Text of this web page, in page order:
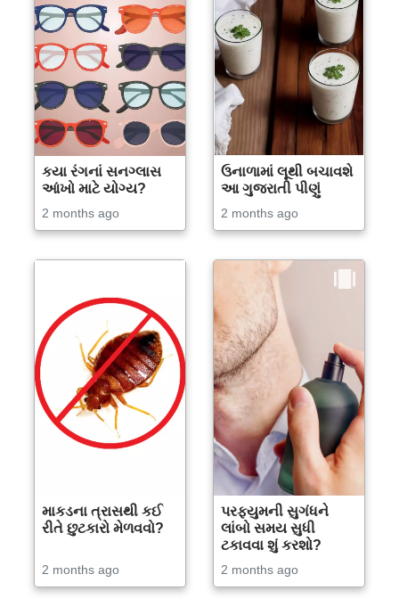
કયા રંગનાં સનગ્લાસ
આંખો માટે યોગ્ય?
2 months ago
ઉનાળામાં લૂથી બચાવશે
આ ગુજરાતી પીણું
2 months ago
માકડના ત્રાસથી કઈ
રીતે છુટકારો મેળવવો?
2 months ago
પરફ્યુમની સુગંધને
લાંબો સમય સુધી
ટકાવવા શું કરશો?
2 months ago